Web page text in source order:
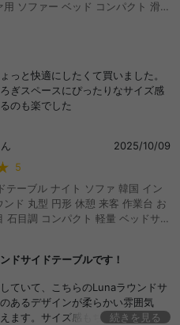
用 ソファー ベッド コンパクト 滑り
っと快適にしたくて買いました。
ぎスペースにぴったりなサイズ感
のも楽でした
2025/10/09
5
テーブル ナイト ソファ 韓国 イン
ンド 丸型 円形 休憩 来客 作業台 お
石目調 コンパクト 軽量 ベッドサイ
ドサイドテーブルです！
ていて、こちらのLunaラウンドサ
あるデザインが柔らかい雰囲気
ます。サイズ感もちょうど良く、
続きを見る